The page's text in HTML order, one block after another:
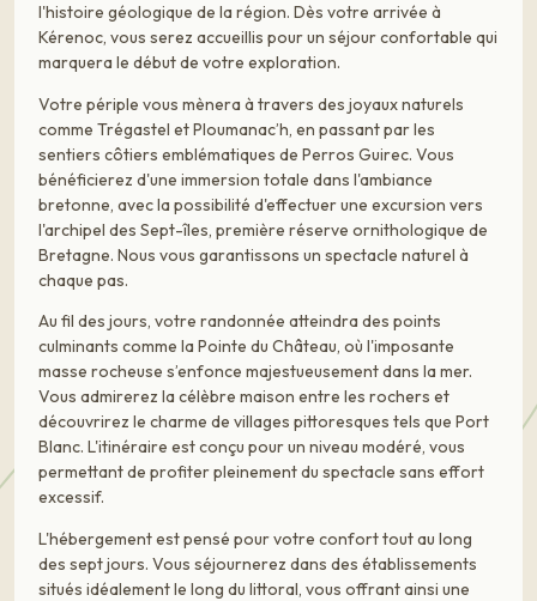
l'histoire géologique de la région. Dès votre arrivée à
Kérenoc, vous serez accueillis pour un séjour confortable qui
marquera le début de votre exploration.
Votre périple vous mènera à travers des joyaux naturels
comme Trégastel et Ploumanac’h, en passant par les
sentiers côtiers emblématiques de Perros Guirec. Vous
bénéficierez d'une immersion totale dans l'ambiance
bretonne, avec la possibilité d'effectuer une excursion vers
l'archipel des Sept-îles, première réserve ornithologique de
Bretagne. Nous vous garantissons un spectacle naturel à
chaque pas.
Au fil des jours, votre randonnée atteindra des points
culminants comme la Pointe du Château, où l'imposante
masse rocheuse s’enfonce majestueusement dans la mer.
Vous admirerez la célèbre maison entre les rochers et
découvrirez le charme de villages pittoresques tels que Port
Blanc. L'itinéraire est conçu pour un niveau modéré, vous
permettant de profiter pleinement du spectacle sans effort
excessif.
L'hébergement est pensé pour votre confort tout au long
des sept jours. Vous séjournerez dans des établissements
situés idéalement le long du littoral, vous offrant ainsi une